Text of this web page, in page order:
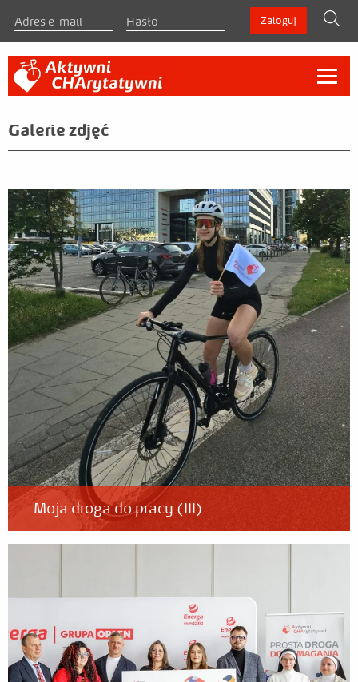
Zaloguj
szukaj
Zasady
Regulamin
Materiały do pobrania
Zarejestruj się
Liderzy
Liderzy indywidualni
Liderzy zespołowi
Galeria
Relacje
Aktualności
Kontakt
Galerie zdjęć
Moja droga do pracy (III)